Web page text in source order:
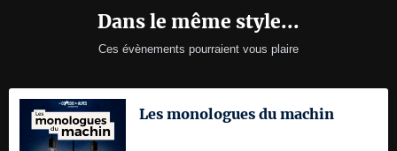
Dans le même style...
Ces évènements pourraient vous plaire
Les monologues du machin